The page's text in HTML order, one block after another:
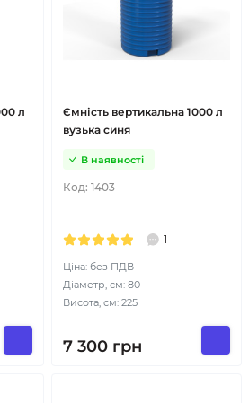
л
Ємність вертикальна 1000 л
вузька синя
Код: 1403
В наявності
1
Ціна: без ПДВ
Діаметр, см: 80
Висота, см: 225
7 300 грн